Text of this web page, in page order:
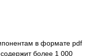
в формате pdf
более 1 000